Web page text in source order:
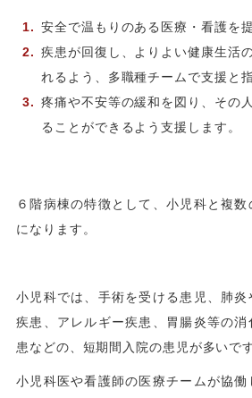
安全で温もりのある医療・看護を
疾患が回復し、よりよい健康生活
れるよう、多職種チームで支援と
疼痛や不安等の緩和を図り、その
ることができるよう支援します。
６階病棟の特徴として、小児科と複
になります。
小児科では、手術を受ける患児、肺
疾患、アレルギー疾患、胃腸炎等の
患などの、短期間入院の患児が多いです
小児科医や看護師の医療チームが協働